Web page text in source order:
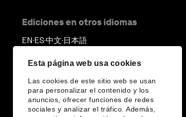
Esta página web usa cookies
Las cookies de este sitio web se usan
para personalizar el contenido y los
anuncios, ofrecer funciones de redes
sociales y analizar el tráfico. Además,
Ediciones en otros idiomas
EN ▪ ES▪中文▪ 日本語